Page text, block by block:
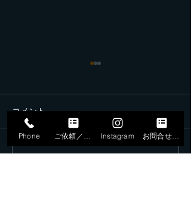
コメント
Phone Instagram お問合せフォーム